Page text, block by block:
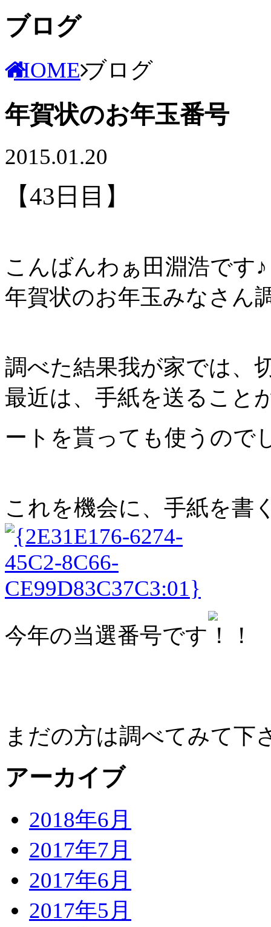
ブログ
HOMEブログ
年賀状のお年玉番号
2015.01.20
【43日目】
こんばんわぁ田淵浩です♪
年賀状のお年玉みなさん
調べた結果我が家では、
最近は、手紙を送ること
ートを貰っても使うので
これを機会に、手紙を書
今年の当選番号です
まだの方は調べてみて下
アーカイブ
2018年6月
2017年7月
2017年6月
2017年5月